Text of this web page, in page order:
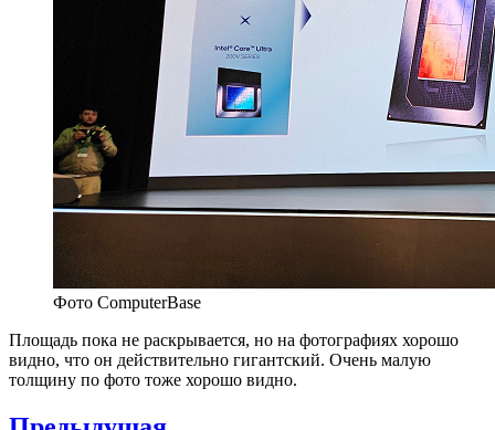
Фото ComputerBase
Площадь пока не раскрывается, но на фотографиях хорошо
видно, что он действительно гигантский. Очень малую
толщину по фото тоже хорошо видно.